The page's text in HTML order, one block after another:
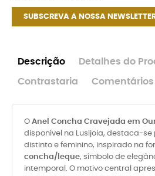
SUBSCREVA A NOSSA
Descrição Detalhes do
Contrastaria Comentários
O Anel Concha Cravejada em
disponível na Lusijoia, destaca-se
distinto e feminino, inspirado na
concha/leque, símbolo de
intemporal. O motivo central